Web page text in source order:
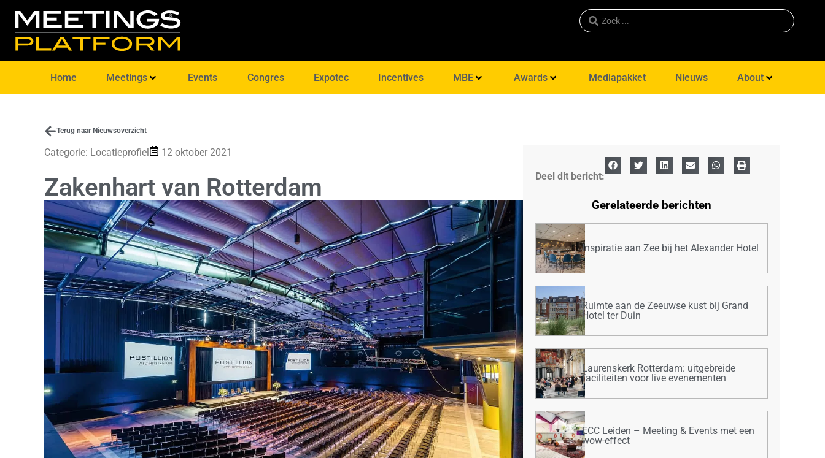
Home Meetings Events Congres Expotec Incentives MBE Awards Mediapakket Nieuws About
Terug naar Nieuwsoverzicht
Categorie: Locatieprofiel 12 oktober 2021
Zakenhart van Rotterdam Deel dit bericht:
Gerelateerde berichten
Inspiratie aan Zee bij het Alexander Hotel
Ruimte aan de Zeeuwse kust bij Grand
Hotel ter Duin
Laurenskerk Rotterdam: uitgebreide
faciliteiten voor live evenementen
ECC Leiden – Meeting & Events met een
wow-effect